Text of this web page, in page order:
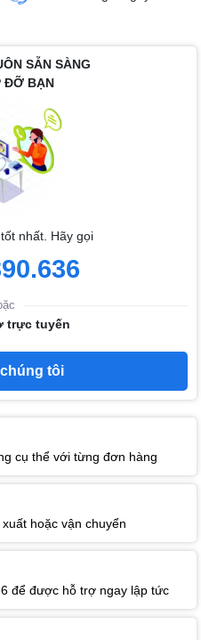
SẴN SÀNG
ĐỠ BẠN
nhất. Hãy gọi
trực tuyến
tôi
cụ thể với từng đơn hàng
hoặc vận chuyển
để được hỗ trợ ngay lập tức